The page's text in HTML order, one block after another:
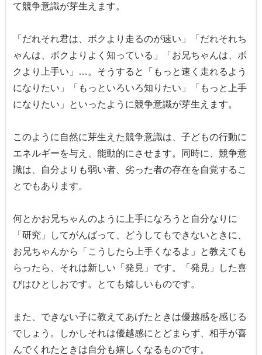
て競争意識が芽生えます。
「だれそれ君は、ボクより走るのが速い」「だれそれち
ゃんは、ボクよりよく知っている」「お兄ちゃんは、ボ
クより上手い」…。そうすると「もっと速く走れるよう
になりたい」「もっといろいろ知りたい」「もっと上手
になりたい」といったように競争意識が芽生えます。
このように自然に芽生えた競争意識は、子どもの行動に
エネルギーを与え、能動的にさせます。同時に、競争意
識は、自分よりも弱い者、劣った者の存在を自覚するこ
とでもあります。
何とかお兄ちゃんのように上手になろうと自分なりに
「研究」してがんばって、どうしてもできないときに、
お兄ちゃんから「こうしたら上手くなるよ」と教えても
らったら、それは新しい「発見」です。「発見」した喜
びはひとしおです。とても嬉しいものです。
また、できない子に教えてあげたときは優越感を感じる
でしょう。しかしそれは優越感にとどまらず、相手が喜
んでくれたときは自分も嬉しくなるものです。